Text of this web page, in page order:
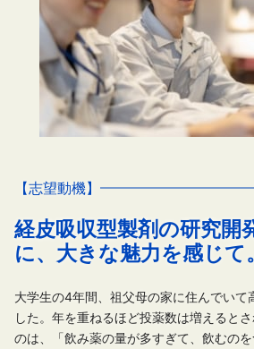
【志望動機】
経皮吸収型製剤の研究開
に、大きな魅力を感じて。
大学生の4年間、祖父母の家に住んでいて
した。年を重ねるほど投薬数は増えると
のは、「飲み薬の量が多すぎて、飲むの